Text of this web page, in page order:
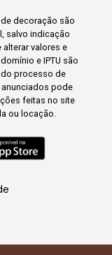
decoração são
salvo indicação
valores e
e IPTU são
processo de
pode
feitas no site
ou locação.